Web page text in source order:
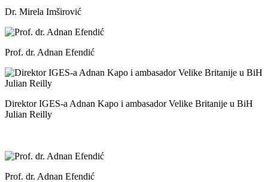
Dr. Mirela Imširović
Prof. dr. Adnan Efendić
Direktor IGES-a Adnan Kapo i ambasador Velike Britanije u BiH
Julian Reilly
Prof. dr. Adnan Efendić